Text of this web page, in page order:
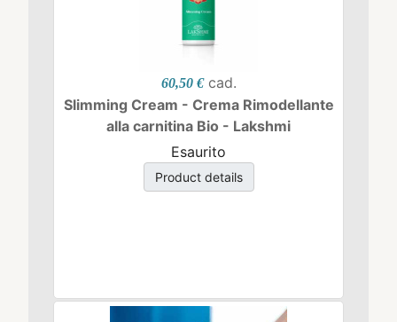
60,50 € cad.
Slimming Cream - Crema Rimodellante
alla carnitina Bio - Lakshmi
Esaurito
Product details